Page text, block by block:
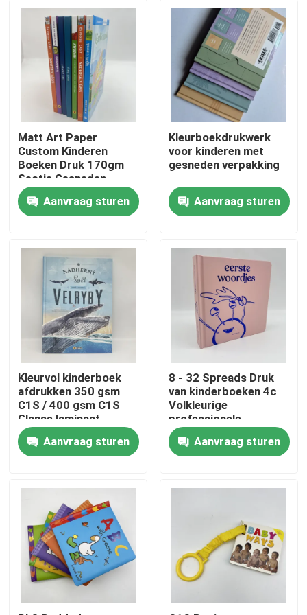
Huis
Producten
Video's
Ongeveer ons
Middel
Contacteer ons
Verzoek om een Citaat
Afdrukken van koffieboeken
Tarotkaarten drukken
Matt Art Paper
Custom Kinderen
Boeken Druk 170gm
Sectie Gesneden
Casebound
Aanvraag sturen
Kleurboekdrukwerk
voor kinderen met
gesneden verpakking
Aanvraag sturen
Kleurvol kinderboek
afdrukken 350 gsm
C1S / 400 gsm C1S
Glanse laminaat
Aanvraag sturen
8 - 32 Spreads Druk
van kinderboeken 4c
Volkleurige
professionele
drukkerij
Aanvraag sturen